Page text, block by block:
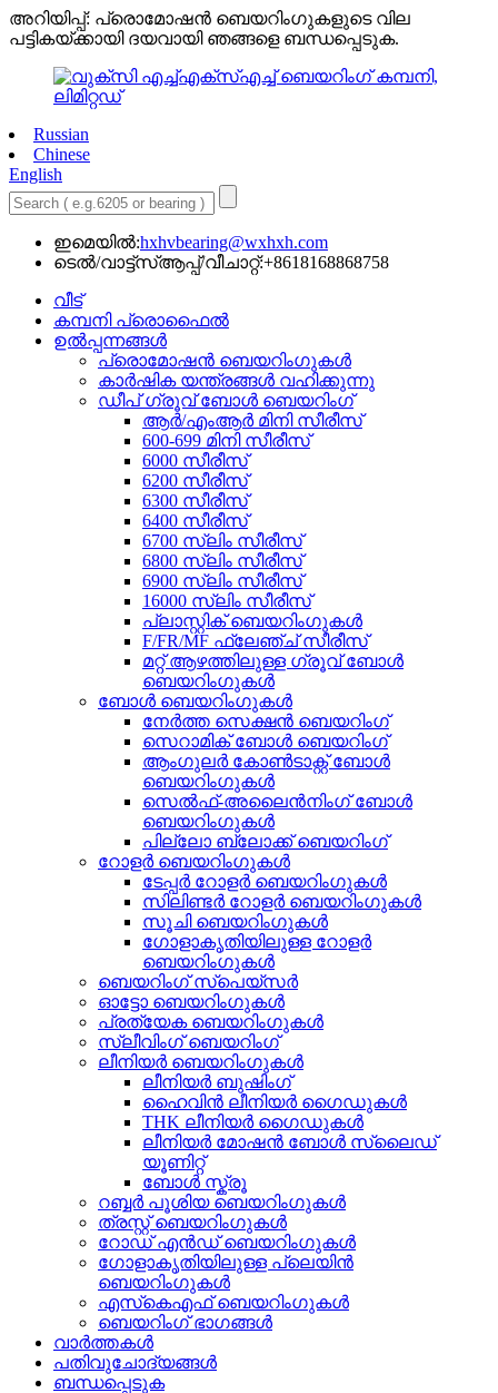
അറിയിപ്പ്: പ്രൊമോഷൻ ബെയറിംഗുകളുടെ വില
പട്ടികയ്ക്കായി ദയവായി ഞങ്ങളെ ബന്ധപ്പെടുക.
Russian
Chinese
English
ഇമെയിൽ:hxhvbearing@wxhxh.com
ടെൽ/വാട്ട്‌സ്ആപ്പ്/വീചാറ്റ്:+8618168868758
വീട്
കമ്പനി പ്രൊഫൈൽ
ഉൽപ്പന്നങ്ങൾ
പ്രൊമോഷൻ ബെയറിംഗുകൾ
കാർഷിക യന്ത്രങ്ങൾ വഹിക്കുന്നു
ഡീപ് ഗ്രൂവ് ബോൾ ബെയറിംഗ്
ആർ/എംആർ മിനി സീരീസ്
600-699 മിനി സീരീസ്
6000 സീരീസ്
6200 സീരീസ്
6300 സീരീസ്
6400 സീരീസ്
6700 സ്ലിം സീരീസ്
6800 സ്ലിം സീരീസ്
6900 സ്ലിം സീരീസ്
16000 സ്ലിം സീരീസ്
പ്ലാസ്റ്റിക് ബെയറിംഗുകൾ
F/FR/MF ഫ്ലേഞ്ച് സീരീസ്
മറ്റ് ആഴത്തിലുള്ള ഗ്രൂവ് ബോൾ
ബെയറിംഗുകൾ
ബോൾ ബെയറിംഗുകൾ
നേർത്ത സെക്ഷൻ ബെയറിംഗ്
സെറാമിക് ബോൾ ബെയറിംഗ്
ആംഗുലർ കോൺടാക്റ്റ് ബോൾ
ബെയറിംഗുകൾ
സെൽഫ്-അലൈൻനിംഗ് ബോൾ
ബെയറിംഗുകൾ
പില്ലോ ബ്ലോക്ക് ബെയറിംഗ്
റോളർ ബെയറിംഗുകൾ
ടേപ്പർ റോളർ ബെയറിംഗുകൾ
സിലിണ്ടർ റോളർ ബെയറിംഗുകൾ
സൂചി ബെയറിംഗുകൾ
ഗോളാകൃതിയിലുള്ള റോളർ
ബെയറിംഗുകൾ
ബെയറിംഗ് സ്‌പെയ്‌സർ
ഓട്ടോ ബെയറിംഗുകൾ
പ്രത്യേക ബെയറിംഗുകൾ
സ്ലീവിംഗ് ബെയറിംഗ്
ലീനിയർ ബെയറിംഗുകൾ
ലീനിയർ ബുഷിംഗ്
ഹൈവിൻ ലീനിയർ ഗൈഡുകൾ
THK ലീനിയർ ഗൈഡുകൾ
ലീനിയർ മോഷൻ ബോൾ സ്ലൈഡ്
യൂണിറ്റ്
ബോൾ സ്ക്രൂ
റബ്ബർ പൂശിയ ബെയറിംഗുകൾ
ത്രസ്റ്റ് ബെയറിംഗുകൾ
റോഡ് എൻഡ് ബെയറിംഗുകൾ
ഗോളാകൃതിയിലുള്ള പ്ലെയിൻ
ബെയറിംഗുകൾ
എസ്‌കെഎഫ് ബെയറിംഗുകൾ
ബെയറിംഗ് ഭാഗങ്ങൾ
വാർത്തകൾ
പതിവുചോദ്യങ്ങൾ
ബന്ധപ്പെടുക